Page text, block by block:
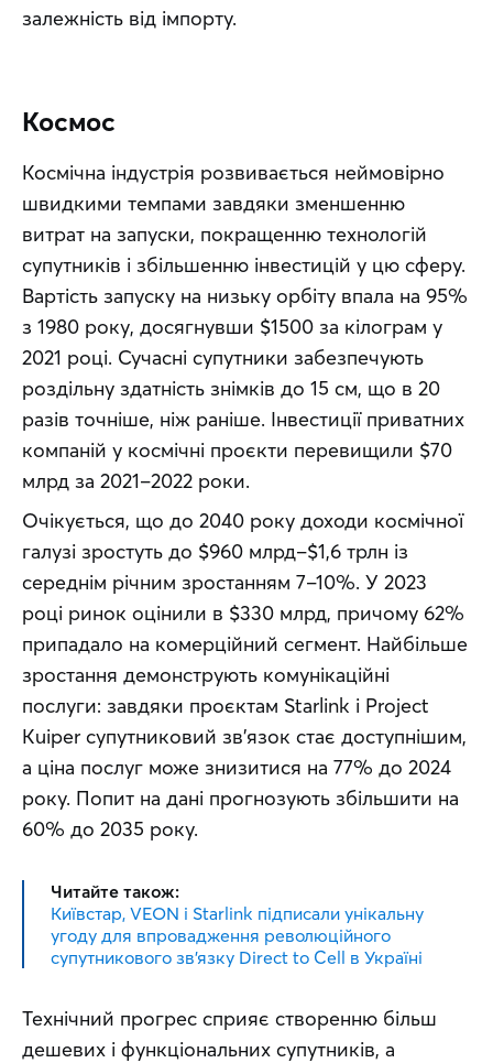
залежність від імпорту.
Космос
Космічна індустрія розвивається неймовірно
швидкими темпами завдяки зменшенню
витрат на запуски, покращенню технологій
супутників і збільшенню інвестицій у цю сферу.
Вартість запуску на низьку орбіту впала на 95%
з 1980 року, досягнувши $1500 за кілограм у
2021 році. Сучасні супутники забезпечують
роздільну здатність знімків до 15 см, що в 20
разів точніше, ніж раніше. Інвестиції приватних
компаній у космічні проєкти перевищили $70
млрд за 2021–2022 роки.
Очікується, що до 2040 року доходи космічної
галузі зростуть до $960 млрд–$1,6 трлн із
середнім річним зростанням 7–10%. У 2023
році ринок оцінили в $330 млрд, причому 62%
припадало на комерційний сегмент. Найбільше
зростання демонструють комунікаційні
послуги: завдяки проєктам Starlink і Project
Kuiper супутниковий зв'язок стає доступнішим,
а ціна послуг може знизитися на 77% до 2024
року. Попит на дані прогнозують збільшити на
60% до 2035 року.
Читайте також:
Київстар, VEON і Starlink підписали унікальну
угоду для впровадження революційного
супутникового зв’язку Direct to Cell в Україні
Технічний прогрес сприяє створенню більш
дешевих і функціональних супутників, а